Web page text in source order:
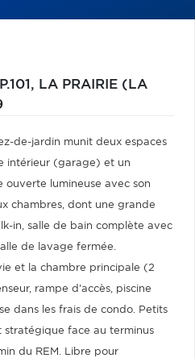
LA PRAIRIE (LA
de-jardin munit deux espaces
intérieur (garage) et un
ouverte lumineuse avec son
chambres, dont une grande
in, salle de bain complète avec
de lavage fermée.
et la chambre principale (2
rampe d'accès, piscine
dans les frais de condo. Petits
stratégique face au terminus
du REM. Libre pour